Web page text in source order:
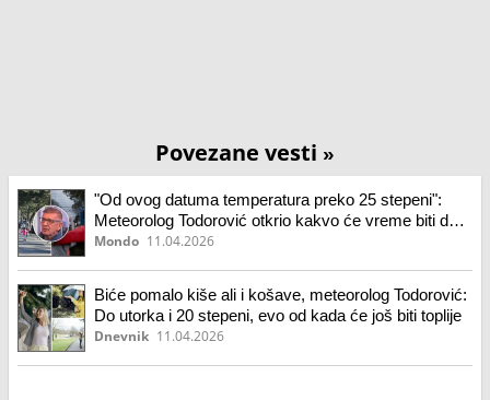
Povezane vesti »
"Od ovog datuma temperatura preko 25 stepeni":
Meteorolog Todorović otkrio kakvo će vreme biti do
kraja aprila
Mondo 11.04.2026
Biće pomalo kiše ali i košave, meteorolog Todorović:
Do utorka i 20 stepeni, evo od kada će još biti toplije
Dnevnik 11.04.2026